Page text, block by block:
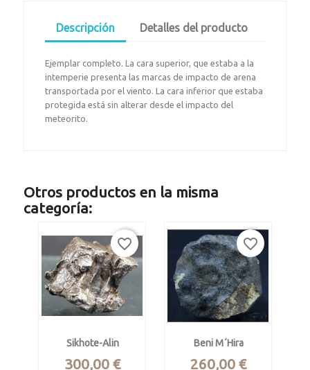
Descripción Detalles del producto
Ejemplar completo. La cara superior, que estaba a la
intemperie presenta las marcas de impacto de arena
transportada por el viento. La cara inferior que estaba
protegida está sin alterar desde el impacto del
meteorito.
Otros productos en la misma
categoría:
Sikhote-Alin
Precio
300,00 €
favorite_border
Beni M´hira
Precio
260,00 €
favorite_border